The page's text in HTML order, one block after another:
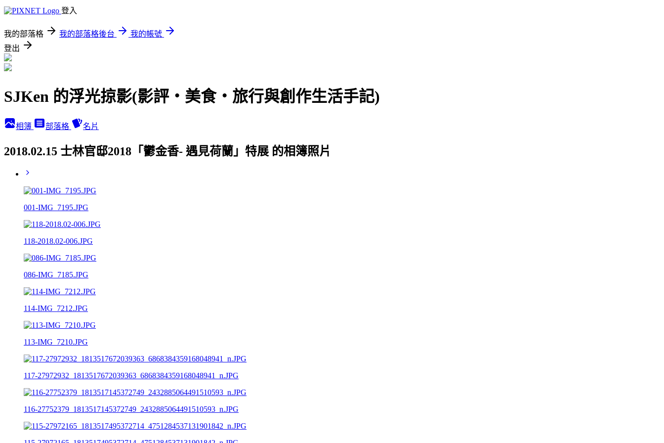
登入
我的部落格 我的部落格後台
我的帳號
登出
SJKen 的浮光掠影(影評‧美食‧旅行與創作生活手記)
相簿 部落格 名片
2018.02.15 士林官邸2018「鬱金香- 遇見荷蘭」特展 的相簿照片
001-IMG_7195.JPG
118-2018.02-006.JPG
086-IMG_7185.JPG
114-IMG_7212.JPG
113-IMG_7210.JPG
117-27972932_1813517672039363_6868384359168048941_n.JPG
116-27752379_1813517145372749_2432885064491510593_n.JPG